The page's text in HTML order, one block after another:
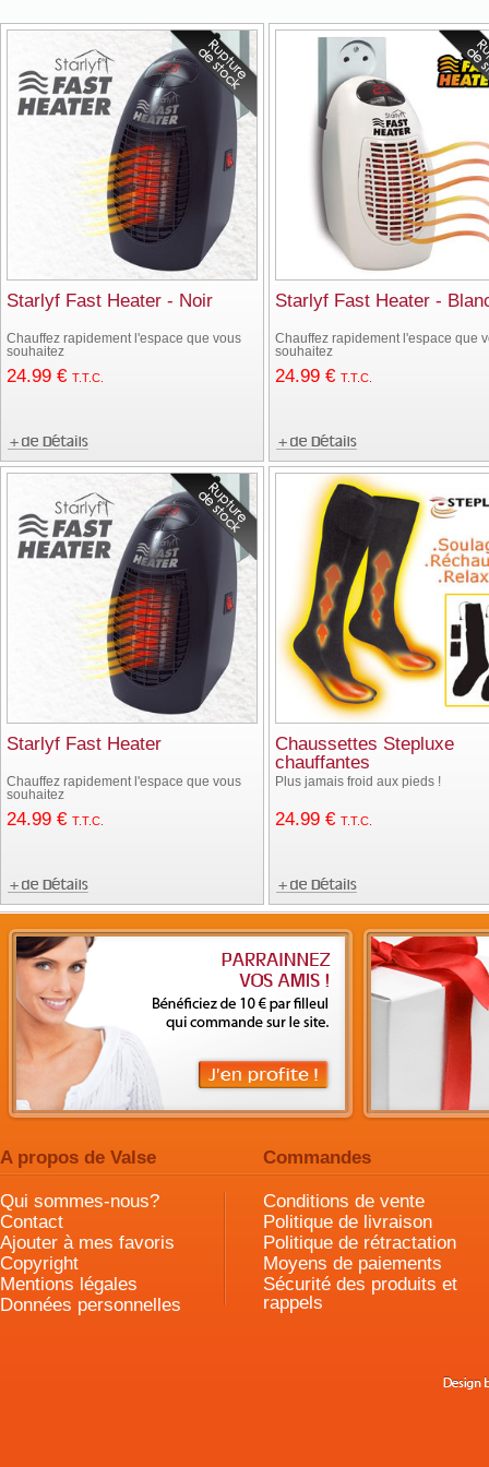
Starlyf Fast Heater - Noir
Chauffez rapidement l'espace que vous
souhaitez
24.99 € T.T.C.
Starlyf Fast Heater -
Chauffez rapidement l'espace que
souhaitez
24.99 € T.T.C.
Starlyf Fast Heater
Chauffez rapidement l'espace que vous
souhaitez
24.99 € T.T.C.
Chaussettes Stepluxe
chauffantes
Plus jamais froid aux pieds !
24.99 € T.T.C.
A propos de Valse Commandes
Qui sommes-nous?
Contact
Ajouter à mes favoris
Copyright
Mentions légales
Données personnelles
Conditions de vente
Politique de livraison
Politique de rétractation
Moyens de paiements
Sécurité des produits et
rappels